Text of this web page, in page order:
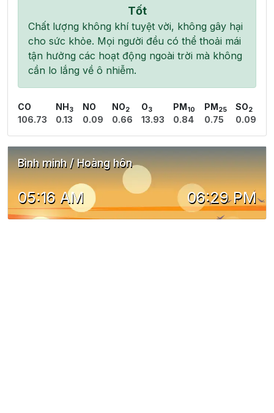
Tốt
Chất lượng không khí tuyệt vời, không gây hại
cho sức khỏe. Mọi người đều có thể thoải mái
tận hưởng các hoạt động ngoài trời mà không
cần lo lắng về ô nhiễm.
CO
106.73
NH 3
0.13
NO
0.09
NO2
0.66
O3
13.93
PM 10
0.84
PM 25
0.75
SO2
0.09
Bình minh / Hoàng hôn
05:16 AM 06:29 PM